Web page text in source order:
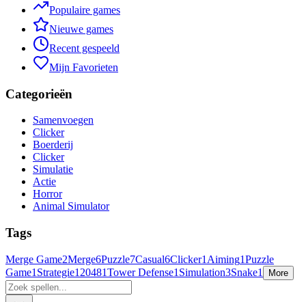
Populaire games
Nieuwe games
Recent gespeeld
Mijn Favorieten
Categorieën
Samenvoegen
Clicker
Boerderij
Clicker
Simulatie
Actie
Horror
Animal Simulator
Tags
Merge Game2Merge6Puzzle7Casual6Clicker1 Aiming1Puzzle
Game1 Strategie1 20481Tower Defense1 Simulation3Snake1 More